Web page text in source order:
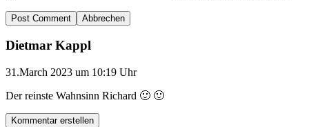
Abbrechen
Dietmar Kappl
31.March 2023 um 10:19 Uhr
Der reinste Wahnsinn Richard 🙂 🙂
Kommentar erstellen